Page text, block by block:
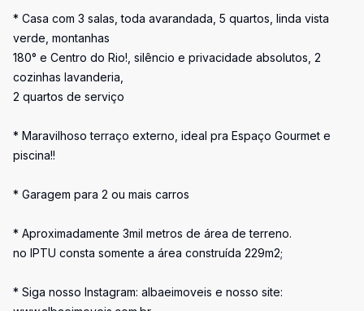
* Casa com 3 salas, toda avarandada, 5 quartos, linda vista
verde, montanhas
180° e Centro do Rio!, silêncio e privacidade absolutos, 2
cozinhas lavanderia,
2 quartos de serviço
* Maravilhoso terraço externo, ideal pra Espaço Gourmet e
piscina!!
* Garagem para 2 ou mais carros
* Aproximadamente 3mil metros de área de terreno.
no IPTU consta somente a área construída 229m2;
* Siga nosso Instagram: albaeimoveis e nosso site: